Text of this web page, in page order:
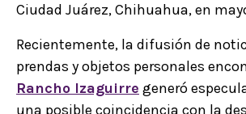
Ciudad Juárez, Chihuahua, en
Recientemente, la difusión de
prendas y objetos personales
Rancho Izaguirre generó
una posible coincidencia con la